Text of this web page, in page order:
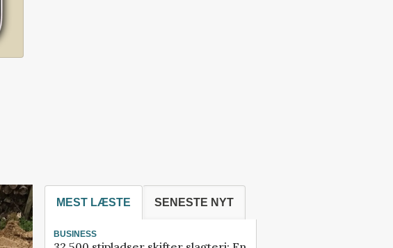
MEST LÆSTE SENESTE NYT
BUSINESS